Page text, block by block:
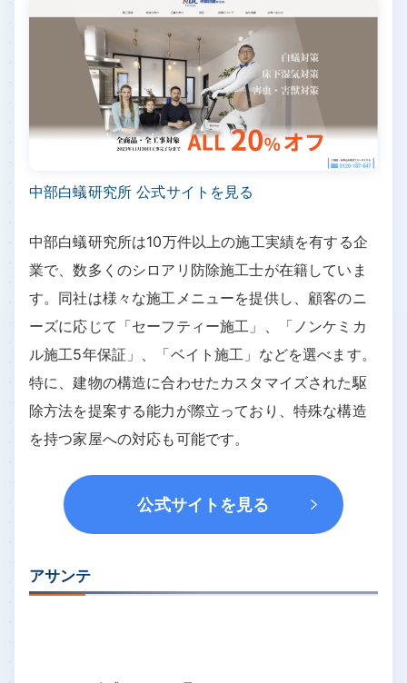
中部白蟻研究所 公式サイトを見る
中部白蟻研究所は10万件以上の施工実績を有する企
業で、数多くのシロアリ防除施工士が在籍していま
す。同社は様々な施工メニューを提供し、顧客のニ
ーズに応じて「セーフティー施工」、「ノンケミカ
ル施工5年保証」、「ベイト施工」などを選べます。
特に、建物の構造に合わせたカスタマイズされた駆
除方法を提案する能力が際立っており、特殊な構造
を持つ家屋への対応も可能です。
公式サイトを見る
アサンテ